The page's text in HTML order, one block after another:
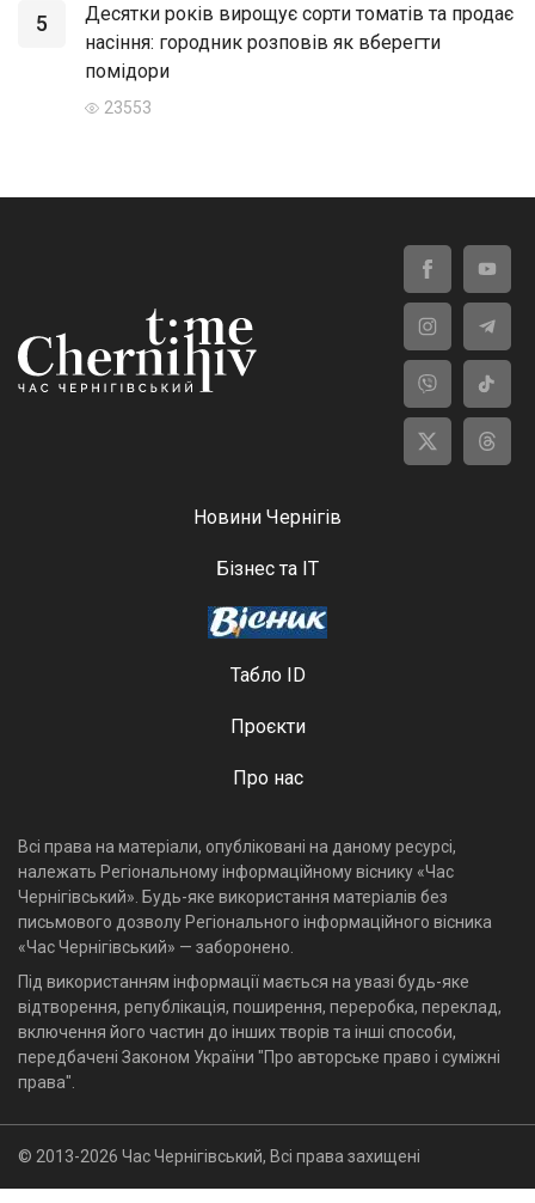
5
Десятки років вирощує сорти томатів та продає
насіння: городник розповів як вберегти
помідори
23553
Новини Чернігів
Бізнес та ІТ
Табло ID
Проєкти
Про нас
Всі права на матеріали, опубліковані на даному ресурсі,
належать Регіональному інформаційному віснику «Час
Чернігівський». Будь-яке використання матеріалів без
письмового дозволу Регіонального інформаційного вісника
«Час Чернігівський» — заборонено.
Під використанням інформації мається на увазі будь-яке
відтворення, републікація, поширення, переробка, переклад,
включення його частин до інших творів та інші способи,
передбачені Законом України "Про авторське право і суміжні
права".
© 2013-2026 Час Чернігівський, Всі права захищені